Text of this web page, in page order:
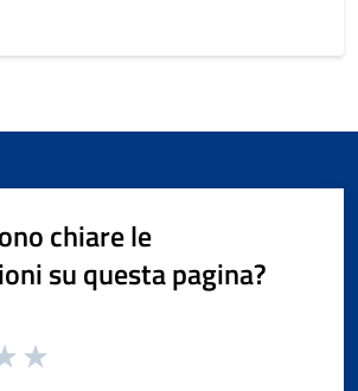
chiare le
su questa pagina?